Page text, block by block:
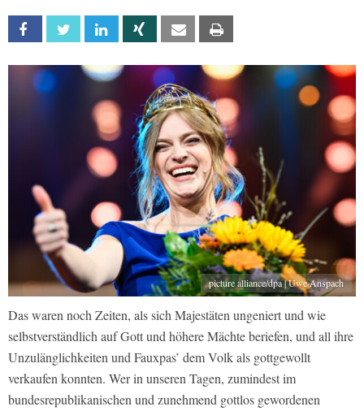
Facebook Twitter Linkedin Xing Email
picture alliance/dpa | Uwe Anspach
Das waren noch Zeiten, als sich Majestäten ungeniert und wie
selbstverständlich auf Gott und höhere Mächte beriefen, und all ihre
Unzulänglichkeiten und Fauxpas’ dem Volk als gottgewollt
verkaufen konnten. Wer in unseren Tagen, zumindest im
bundesrepublikanischen und zunehmend gottlos gewordenen